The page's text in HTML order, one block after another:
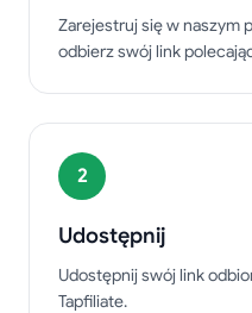
Zarejestruj się w naszym
odbierz swój link
2
Udostępnij
Udostępnij swój link
Tapfiliate.